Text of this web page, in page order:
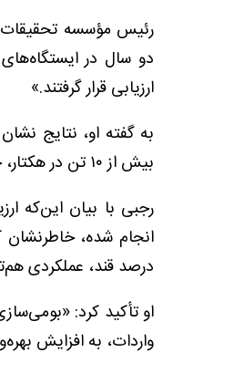
رئیس مؤسسه تحقیقات
دو سال در
ارزیابی قرار گرفتند.»
به گفته او، نتایج
بیش از ۱۰ تن در هکتار، حداقل یک تن در هکتار نسبت به ارقام شاهد برتری داشته‌اند.
رجبی با بیان این‌که
انجام شده،
درصد قند، عملکردی
او تأکید کرد:
واردات، به افزایش